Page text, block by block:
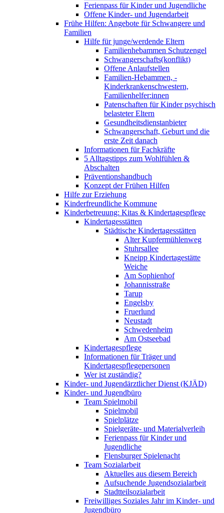
Ferienpass für Kinder und Jugendliche
Offene Kinder- und Jugendarbeit
Frühe Hilfen: Angebote für Schwangere und
Familien
Hilfe für junge/werdende Eltern
Familienhebammen Schutzengel
Schwangerschafts(konflikt)
Offene Anlaufstellen
Familien-Hebammen, -
Kinderkrankenschwestern,
Familienhelfer:innen
Patenschaften für Kinder psychisch
belasteter Eltern
Gesundheitsdienstanbieter
Schwangerschaft, Geburt und die
erste Zeit danach
Informationen für Fachkräfte
5 Alltagstipps zum Wohlfühlen &
Abschalten
Präventionshandbuch
Konzept der Frühen Hilfen
Hilfe zur Erziehung
Kinderfreundliche Kommune
Kinderbetreuung: Kitas & Kindertagespflege
Kindertagesstätten
Städtische Kindertagesstätten
Alter Kupfermühlenweg
Stuhrsallee
Kneipp Kindertagestätte
Weiche
Am Sophienhof
Johannisstraße
Tarup
Engelsby
Fruerlund
Neustadt
Schwedenheim
Am Ostseebad
Kindertagespflege
Informationen für Träger und
Kindertagespflegepersonen
Wer ist zuständig?
Kinder- und Jugendärztlicher Dienst (KJÄD)
Kinder- und Jugendbüro
Team Spielmobil
Spielmobil
Spielplätze
Spielgeräte- und Materialverleih
Ferienpass für Kinder und
Jugendliche
Flensburger Spielenacht
Team Sozialarbeit
Aktuelles aus diesem Bereich
Aufsuchende Jugendsozialarbeit
Stadtteilsozialarbeit
Freiwilliges Soziales Jahr im Kinder- und
Jugendbüro